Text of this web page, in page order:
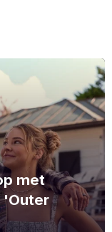
met
'Outer